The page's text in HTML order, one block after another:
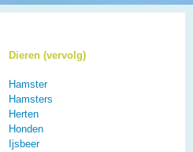
Dieren (vervolg)
Hamster
Hamsters
Herten
Honden
Ijsbeer